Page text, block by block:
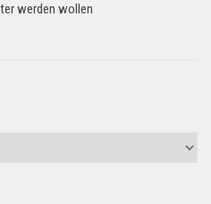
werden wollen